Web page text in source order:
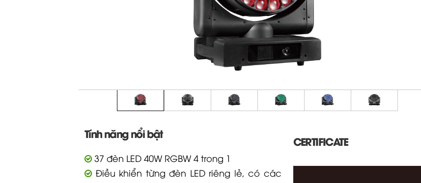
Tính năng nổi bật
37 đèn LED 40W RGBW 4 trong 1
Điều khiển từng đèn LED riêng lẻ, có các
CERTIFICATE